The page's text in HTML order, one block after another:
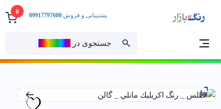
0
جستجوی در
پشتیبانی و فروش:09917797600